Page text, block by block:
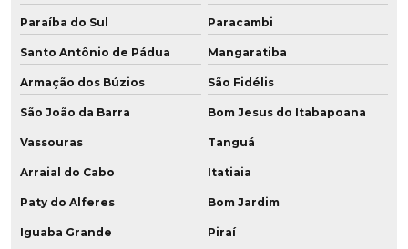
Fabricação de chapa de poliuretano
Fabricação de chapa de pu
Fabricação de peças em poliuretano
Fabricação de peças em pu
Fabricação de placa de poliuretano
Fabricação de placa de pu
Paraíba do Sul Paracambi
Santo Antônio de Pádua Mangaratiba
Armação dos Búzios São Fidélis
São João da Barra Bom Jesus do Itabapoana
Vassouras Tanguá
Arraial do Cabo Itatiaia
Paty do Alferes Bom Jardim
Iguaba Grande Piraí